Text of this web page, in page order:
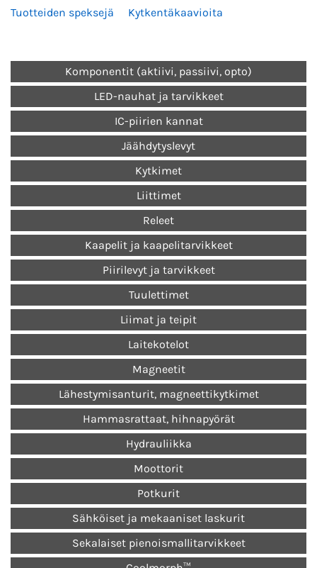
Tuotteiden speksejä Kytkentäkaavioita
Komponentit (aktiivi, passiivi, opto)
LED-nauhat ja tarvikkeet
IC-piirien kannat
Jäähdytyslevyt
Kytkimet
Liittimet
Releet
Kaapelit ja kaapelitarvikkeet
Piirilevyt ja tarvikkeet
Tuulettimet
Liimat ja teipit
Laitekotelot
Magneetit
Lähestymisanturit, magneettikytkimet
Hammasrattaat, hihnapyörät
Hydrauliikka
Moottorit
Potkurit
Sähköiset ja mekaaniset laskurit
Sekalaiset pienoismallitarvikkeet